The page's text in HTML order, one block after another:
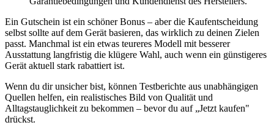
Ein Gutschein ist ein schöner Bonus – aber die Kaufentscheidung
selbst sollte auf dem Gerät basieren, das wirklich zu deinen Zielen
passt. Manchmal ist ein etwas teureres Modell mit besserer
Ausstattung langfristig die klügere Wahl, auch wenn ein günstigeres
Gerät aktuell stark rabattiert ist.
Wenn du dir unsicher bist, können Testberichte aus unabhängigen
Quellen helfen, ein realistisches Bild von Qualität und
Alltagstauglichkeit zu bekommen – bevor du auf „Jetzt kaufen"
drückst.